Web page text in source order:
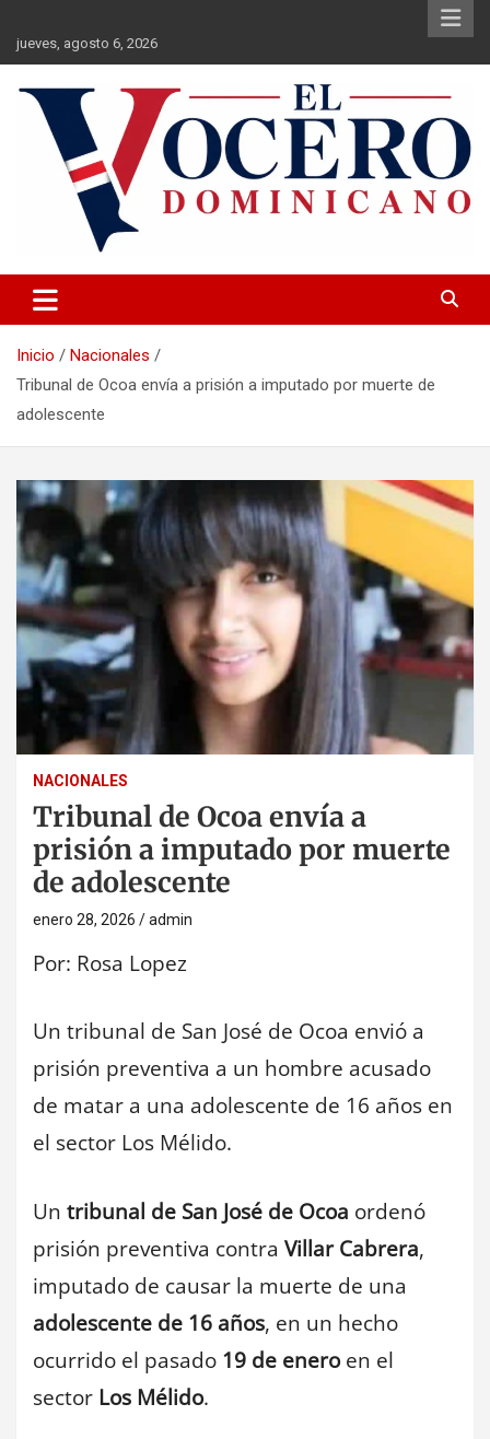
contenido
jueves, agosto 6, 2026
El Vocero Dominicano
Inicio
Nacionales
Tribunal de Ocoa envía a prisión a imputado por muerte de
adolescente
NACIONALES
Tribunal de Ocoa envía a
prisión a imputado por muerte
de adolescente
enero 28, 2026 admin
Por: Rosa Lopez
Un tribunal de San José de Ocoa envió a
prisión preventiva a un hombre acusado
de matar a una adolescente de 16 años en
el sector Los Mélido.
Un tribunal de San José de Ocoa ordenó
prisión preventiva contra Villar Cabrera,
imputado de causar la muerte de una
adolescente de 16 años, en un hecho
ocurrido el pasado 19 de eneroen el
sector Los Mélido.